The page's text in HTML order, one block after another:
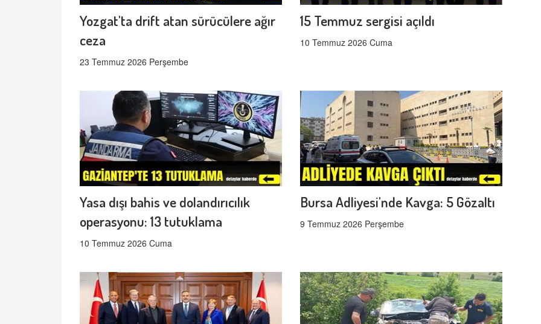
Yozgat'ta drift atan sürücülere ağır
ceza
23 Temmuz 2026 Perşembe
15 Temmuz sergisi açıldı
10 Temmuz 2026 Cuma
Yasa dışı bahis ve dolandırıcılık
operasyonu: 13 tutuklama
10 Temmuz 2026 Cuma
Bursa Adliyesi'nde Kavga: 5 Gözaltı
9 Temmuz 2026 Perşembe